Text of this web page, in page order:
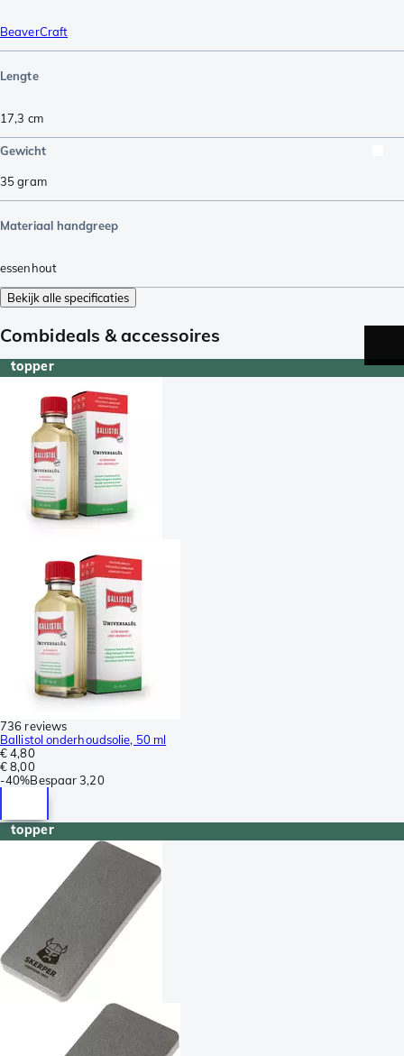
BeaverCraft
Lengte
17,3 cm
Gewicht
35gram
Materiaal handgreep
essenhout
Bekijk alle specificaties
Combideals & accessoires
topper
736 reviews
Ballistol onderhoudsolie, 50 ml
€ 4,80
€ 8,00
-40%Bespaar 3,20
topper